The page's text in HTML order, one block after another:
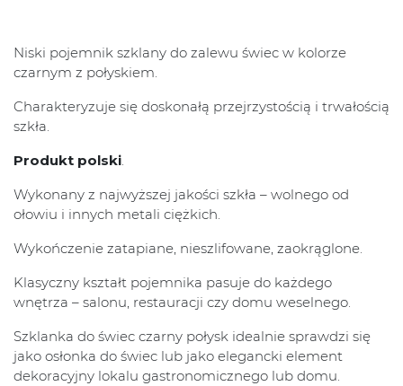
Niski pojemnik szklany do zalewu świec w kolorze
czarnym z połyskiem.
Charakteryzuje się doskonałą przejrzystością i trwałością
szkła.
Produkt polski.
Wykonany z najwyższej jakości szkła – wolnego od
ołowiu i innych metali ciężkich.
Wykończenie zatapiane, nieszlifowane, zaokrąglone.
Klasyczny kształt pojemnika pasuje do każdego
wnętrza – salonu, restauracji czy domu weselnego.
Szklanka do świec czarny połysk idealnie sprawdzi się
jako osłonka do świec lub jako elegancki element
dekoracyjny lokalu gastronomicznego lub domu.